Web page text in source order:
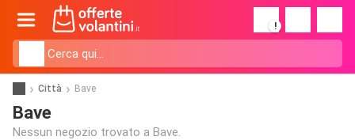
!
Città Bave
Bave
Nessun negozio trovato a Bave.